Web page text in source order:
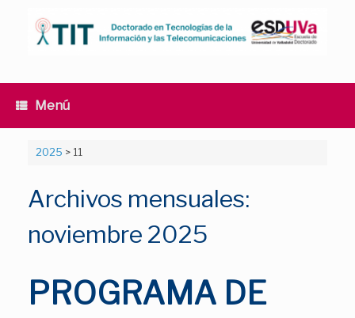
contenido
Menú
2025 > 11
Archivos mensuales:
noviembre 2025
PROGRAMA DE